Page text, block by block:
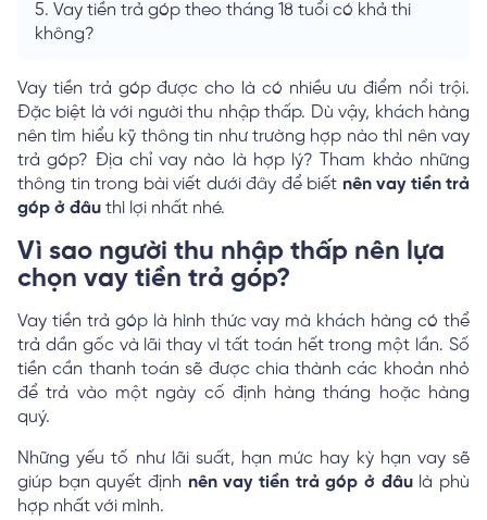
5. Vay tiền trả góp theo tháng 18 tuổi có khả thi
không?
Vay tiền trả góp được cho là có nhiều ưu điểm nổi trội.
Đặc biệt là với người thu nhập thấp. Dù vậy, khách hàng
nên tìm hiểu kỹ thông tin như trường hợp nào thì nên vay
trả góp? Địa chỉ vay nào là hợp lý? Tham khảo những
thông tin trong bài viết dưới đây để biết nên vay tiền trả
góp ở đâu thì lợi nhất nhé.
Vì sao người thu nhập thấp nên lựa
chọn vay tiền trả góp?
Vay tiền trả góp là hình thức vay mà khách hàng có thể
trả dần gốc và lãi thay vì tất toán hết trong một lần. Số
tiền cần thanh toán sẽ được chia thành các khoản nhỏ
để trả vào một ngày cố định hàng tháng hoặc hàng
quý.
Những yếu tố như lãi suất, hạn mức hay kỳ hạn vay sẽ
giúp bạn quyết định nên vay tiền trả góp ở đâulà phù
hợp nhất với mình.